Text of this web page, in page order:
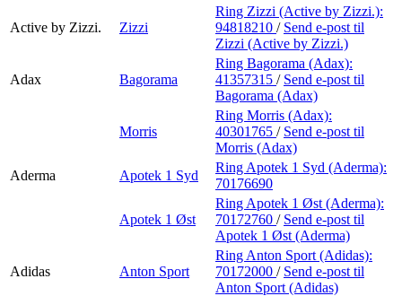
Active by Zizzi. Zizzi
Ring Zizzi (Active by Zizzi.):
94818210 / Send e-post til
Zizzi (Active by Zizzi.)
Adax Bagorama
Ring Bagorama (Adax):
41357315 / Send e-post til
Bagorama (Adax)
Morris
Ring Morris (Adax):
40301765 / Send e-post til
Morris (Adax)
Aderma
Apotek 1 Syd
Ring Apotek 1 Syd (Aderma):
70176690
Apotek 1 Øst
Ring Apotek 1 Øst (Aderma):
70172760 / Send e-post til
Apotek 1 Øst (Aderma)
Adidas Anton Sport
Ring Anton Sport (Adidas):
70172000 / Send e-post til
Anton Sport (Adidas)